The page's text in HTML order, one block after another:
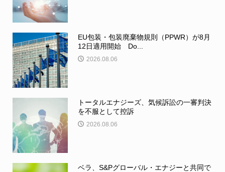
EU包装・包装廃棄物規則（PPWR）が8月
12日適用開始 Do...
2026.08.06
トータルエナジーズ、気候訴訟の一審判決
を不服として控訴
2026.08.06
ベラ、S&Pグローバル・エナジーと共同で